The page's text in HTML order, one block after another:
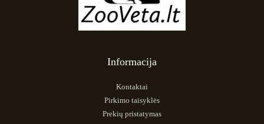
Informacija
Kontaktai
Pirkimo taisyklės
Prekių pristatymas